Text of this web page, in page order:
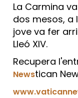
La Carmina
dos mesos, a
jove va fer
Lleó XIV.
Recupera
Newstican